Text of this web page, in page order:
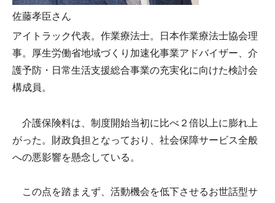
佐藤孝臣さん
アイトラック代表。作業療法士。日本作業療法士協会理
事。厚生労働省地域づくり加速化事業アドバイザー、介
護予防・日常生活支援総合事業の充実化に向けた検討会
構成員。
介護保険料は、制度開始当初に比べ２倍以上に膨れ上
がった。財政負担となっており、社会保障サービス全般
への悪影響を懸念している。
この点を踏まえず、活動機会を低下させるお世話型サ